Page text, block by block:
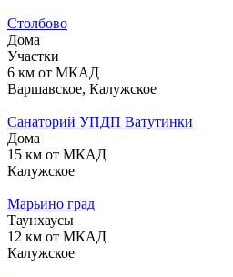
Столбово
Дома
Участки
6 км от МКАД
Варшавское, Калужское
Санаторий УПДП Ватутинки
Дома
15 км от МКАД
Калужское
Марьино град
Таунхаусы
12 км от МКАД
Калужское